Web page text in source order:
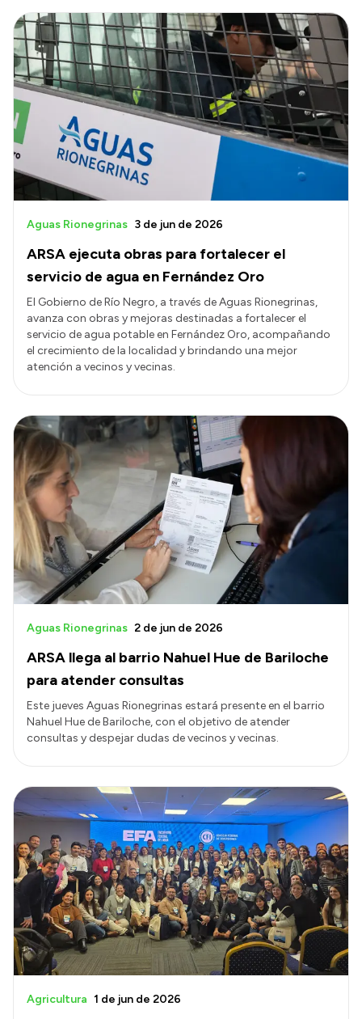
ARSA ejecuta obras para fortalecer el
servicio de agua en Fernández Oro
Aguas Rionegrinas 3 de jun de 2026
El Gobierno de Río Negro, a través de Aguas Rionegrinas,
avanza con obras y mejoras destinadas a fortalecer el
servicio de agua potable en Fernández Oro, acompañando
el crecimiento de la localidad y brindando una mejor
atención a vecinos y vecinas.
ARSA llega al barrio Nahuel Hue de Bariloche
para atender consultas
Aguas Rionegrinas 2 de jun de 2026
Este jueves Aguas Rionegrinas estará presente en el barrio
Nahuel Hue de Bariloche, con el objetivo de atender
consultas y despejar dudas de vecinos y vecinas.
Agricultura 1 de jun de 2026